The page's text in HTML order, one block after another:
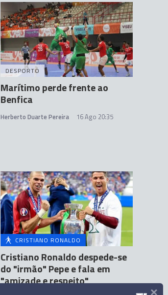
DESPORTO
Marítimo perde frente ao
Benfica
Herberto Duarte Pereira 16 Ago 20:35
CRISTIANO RONALDO
Cristiano Ronaldo despede-se
do "irmão" Pepe e fala em
"amizade e respeito"